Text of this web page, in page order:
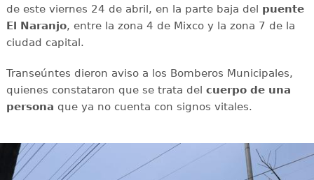
de este viernes 24 de abril, en la parte baja del puente
El Naranjo, entre la zona 4 de Mixco y la zona 7 de la
ciudad capital.
Transeúntes dieron aviso a los Bomberos Municipales,
quienes constataron que se trata del cuerpo de una
persona que ya no cuenta con signos vitales.